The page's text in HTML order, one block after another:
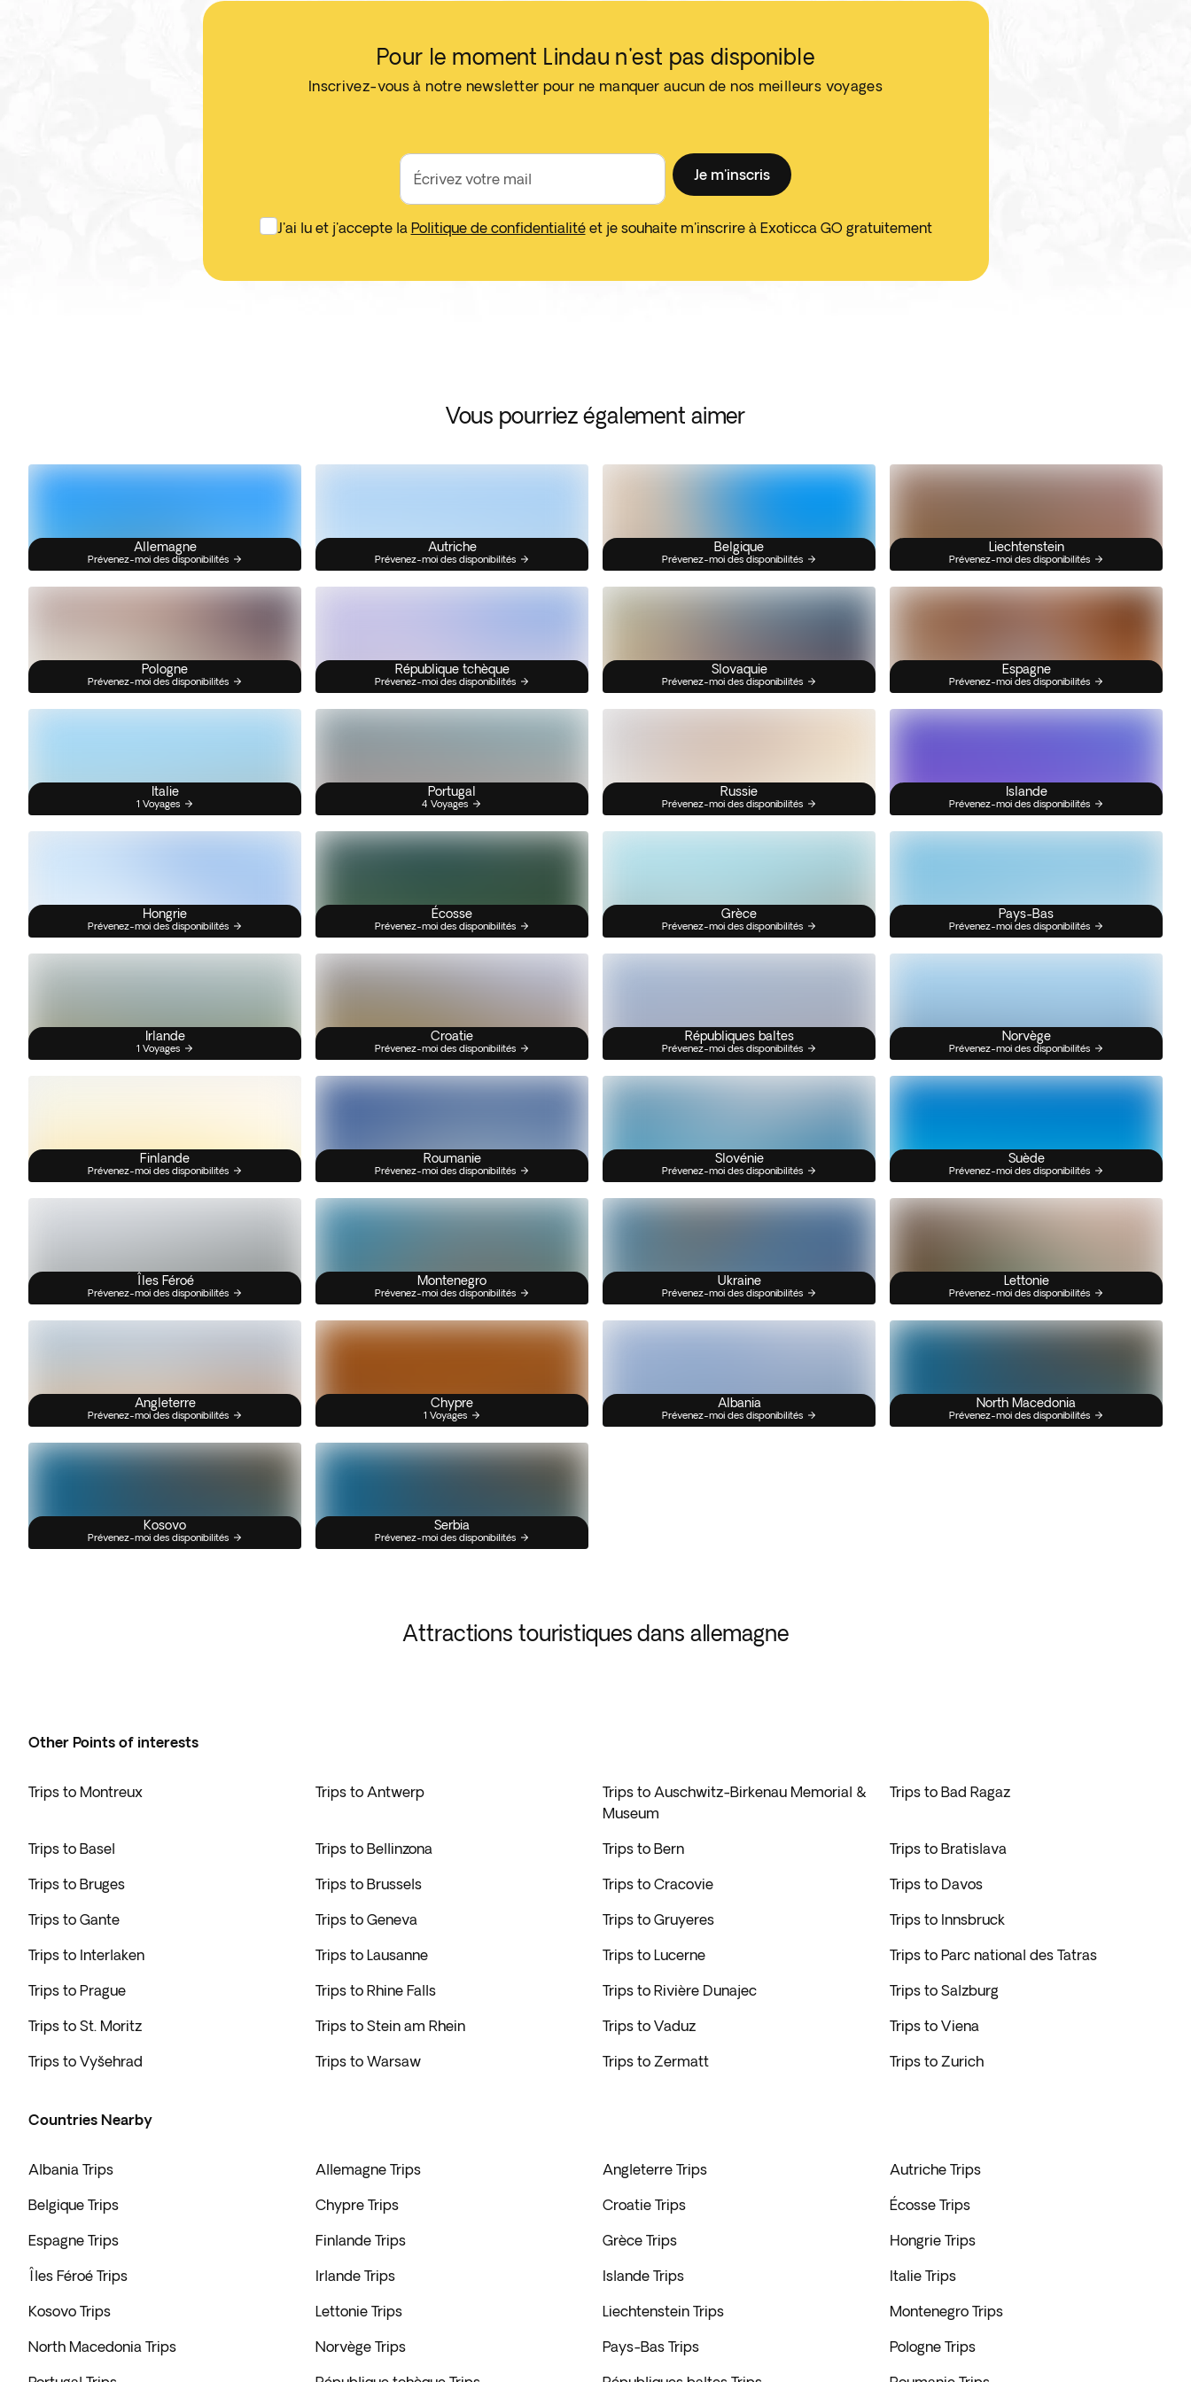
Pour le moment Lindau n'est pas disponible
Inscrivez-vous à notre newsletter pour ne manquer aucun de nos meilleurs voyages
Écrivez votre mail Je m'inscris
J'ai lu et j'accepte la Politique de confidentialitéet je souhaite m'inscrire à Exoticca GO gratuitement
Vous pourriez également aimer
Allemagne
Prévenez-moi des disponibilités
Autriche
Prévenez-moi des disponibilités
Belgique
Prévenez-moi des disponibilités
Liechtenstein
Prévenez-moi des disponibilités
Pologne
Prévenez-moi des disponibilités
République tchèque
Prévenez-moi des disponibilités
Slovaquie
Prévenez-moi des disponibilités
Espagne
Prévenez-moi des disponibilités
Italie
1 Voyages
Portugal
4 Voyages
Russie
Prévenez-moi des disponibilités
Islande
Prévenez-moi des disponibilités
Hongrie
Prévenez-moi des disponibilités
Écosse
Prévenez-moi des disponibilités
Grèce
Prévenez-moi des disponibilités
Pays-Bas
Prévenez-moi des disponibilités
Irlande
1 Voyages
Croatie
Prévenez-moi des disponibilités
Républiques baltes
Prévenez-moi des disponibilités
Norvège
Prévenez-moi des disponibilités
Finlande
Prévenez-moi des disponibilités
Roumanie
Prévenez-moi des disponibilités
Slovénie
Prévenez-moi des disponibilités
Suède
Prévenez-moi des disponibilités
Îles Féroé
Prévenez-moi des disponibilités
Montenegro
Prévenez-moi des disponibilités
Ukraine
Prévenez-moi des disponibilités
Lettonie
Prévenez-moi des disponibilités
Angleterre
Prévenez-moi des disponibilités
Chypre
1 Voyages
Albania
Prévenez-moi des disponibilités
North Macedonia
Prévenez-moi des disponibilités
Kosovo
Prévenez-moi des disponibilités
Serbia
Prévenez-moi des disponibilités
Attractions touristiques dans allemagne
Other Points of interests
Trips to Montreux Trips to Antwerp
Trips to Auschwitz-Birkenau Memorial &
Museum
Trips to Bad Ragaz
Trips to Basel Trips to Bellinzona Trips to Bern Trips to Bratislava
Trips to Bruges Trips to Brussels Trips to Cracovie Trips to Davos
Trips to Gante Trips to Geneva Trips to Gruyeres Trips to Innsbruck
Trips to Interlaken Trips to Lausanne Trips to Lucerne Trips to Parc national des Tatras
Trips to Prague Trips to Rhine Falls Trips to Rivière Dunajec Trips to Salzburg
Trips to St. Moritz Trips to Stein am Rhein Trips to Vaduz Trips to Viena
Trips to Vyšehrad Trips to Warsaw Trips to Zermatt Trips to Zurich
Countries Nearby
Albania Trips Allemagne Trips Angleterre Trips Autriche Trips
Belgique Trips Chypre Trips Croatie Trips Écosse Trips
Espagne Trips Finlande Trips Grèce Trips Hongrie Trips
Îles Féroé Trips Irlande Trips Islande Trips Italie Trips
Kosovo Trips Lettonie Trips Liechtenstein Trips Montenegro Trips
North Macedonia Trips Norvège Trips Pays-Bas Trips Pologne Trips